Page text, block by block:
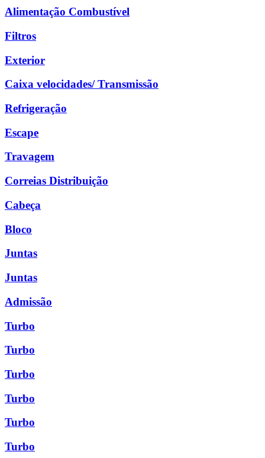
Alimentação Combustível
Filtros
Exterior
Caixa velocidades/ Transmissão
Refrigeração
Escape
Travagem
Correias Distribuição
Cabeça
Bloco
Juntas
Juntas
Admissão
Turbo
Turbo
Turbo
Turbo
Turbo
Turbo